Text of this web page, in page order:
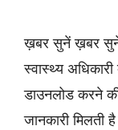
ख़बर सुनें ख़बर सुनें
स्वास्थ्य
डाउनलोड करने
जानकारी मिलती